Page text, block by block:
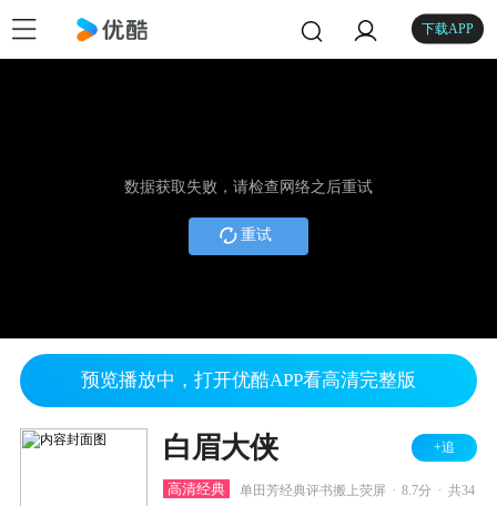
下载APP
数据获取失败，请检查网络之后重试
重试
预览播放中，打开优酷APP看高清完整版
白眉大侠 +追
高清经典 单田芳经典评书搬上荧屏 8.7分
共34